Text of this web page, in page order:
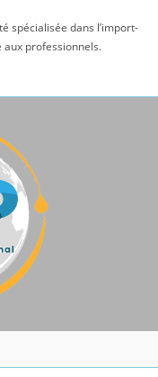
spécialisée dans l’import-
aux professionnels.